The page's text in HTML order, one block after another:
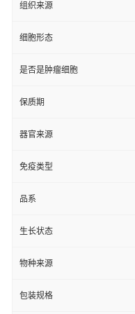
组织来源
细胞形态
是否是肿瘤细胞
保质期
器官来源
免疫类型
品系
生长状态
物种来源
包装规格